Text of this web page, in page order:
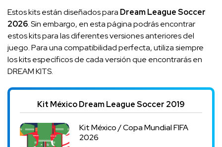
Estos kits están diseñados para Dream League Soccer
2026. Sin embargo, en esta página podrás encontrar
estos kits para las diferentes versiones anteriores del
juego. Para una compatibilidad perfecta, utiliza siempre
los kits específicos de cada versión que encontrarás en
DREAM KITS.
Kit México Dream League Soccer 2019
Kit México / Copa Mundial FIFA
2026